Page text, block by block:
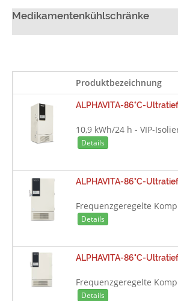
Medikamentenkühlschränke
Produktbezeichnung
ALPHAVITA-86°C-
10,9 kWh/24 h - VIP-
Details
ALPHAVITA-86°C-
Frequenzgeregelte
Details
ALPHAVITA-86°C-
Frequenzgeregelte
Details